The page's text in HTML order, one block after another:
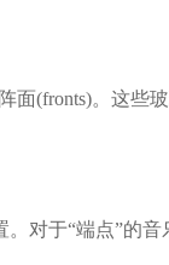
面(fronts)。这些
。对于“端点”的音